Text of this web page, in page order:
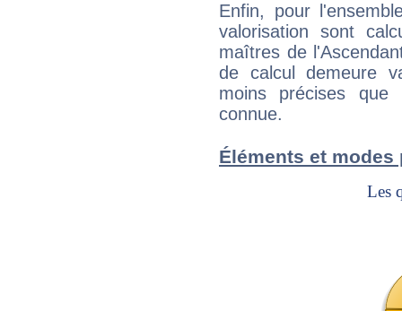
Enfin, pour
valorisation sont
maîtres de
de calcul demeure
moins précises que
connue.
Éléments et